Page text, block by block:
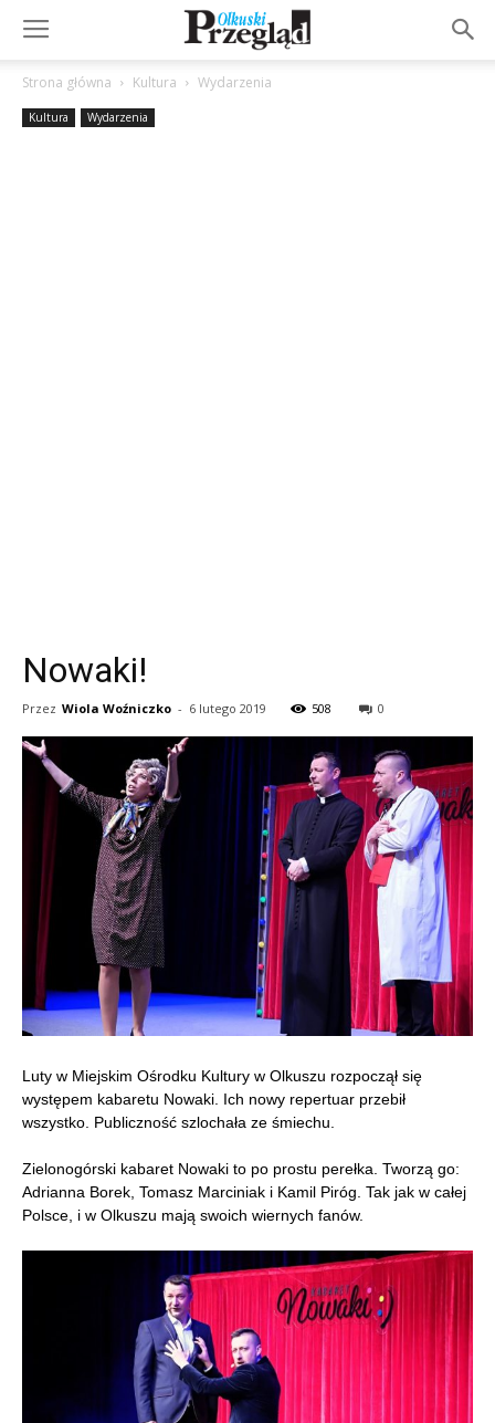
Strona główna Kultura Wydarzenia
Kultura Wydarzenia
Nowaki!
Przez Wiola Woźniczko - 6 lutego 2019 508 0
Luty w Miejskim Ośrodku Kultury w Olkuszu rozpoczął się
występem kabaretu Nowaki. Ich nowy repertuar przebił
wszystko. Publiczność szlochała ze śmiechu.
Zielonogórski kabaret Nowaki to po prostu perełka. Tworzą go:
Adrianna Borek, Tomasz Marciniak i Kamil Piróg. Tak jak w całej
Polsce, i w Olkuszu mają swoich wiernych fanów.